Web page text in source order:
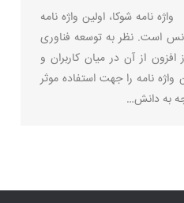
نامه شوکا، اولین واژه نامه
است. نظر به توسعه فناوری
افزون از آن در میان کاربران و
نامه را جهت استفاده موثر
به دانش…